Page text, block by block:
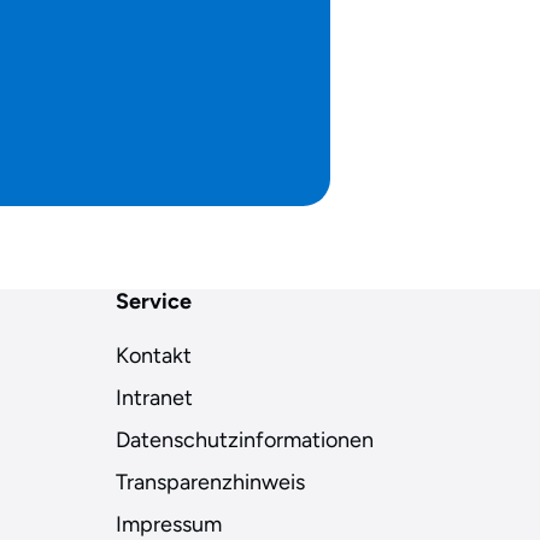
Service
Kontakt
Intranet
Datenschutzinformationen
Transparenzhinweis
Impressum